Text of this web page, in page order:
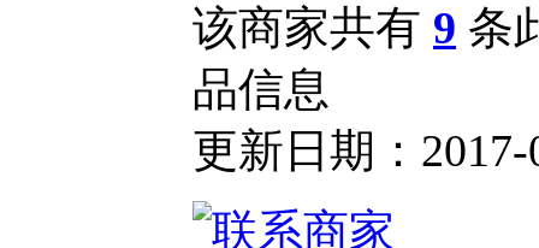
该商家共有 9 条
品信息
更新日期：2017-